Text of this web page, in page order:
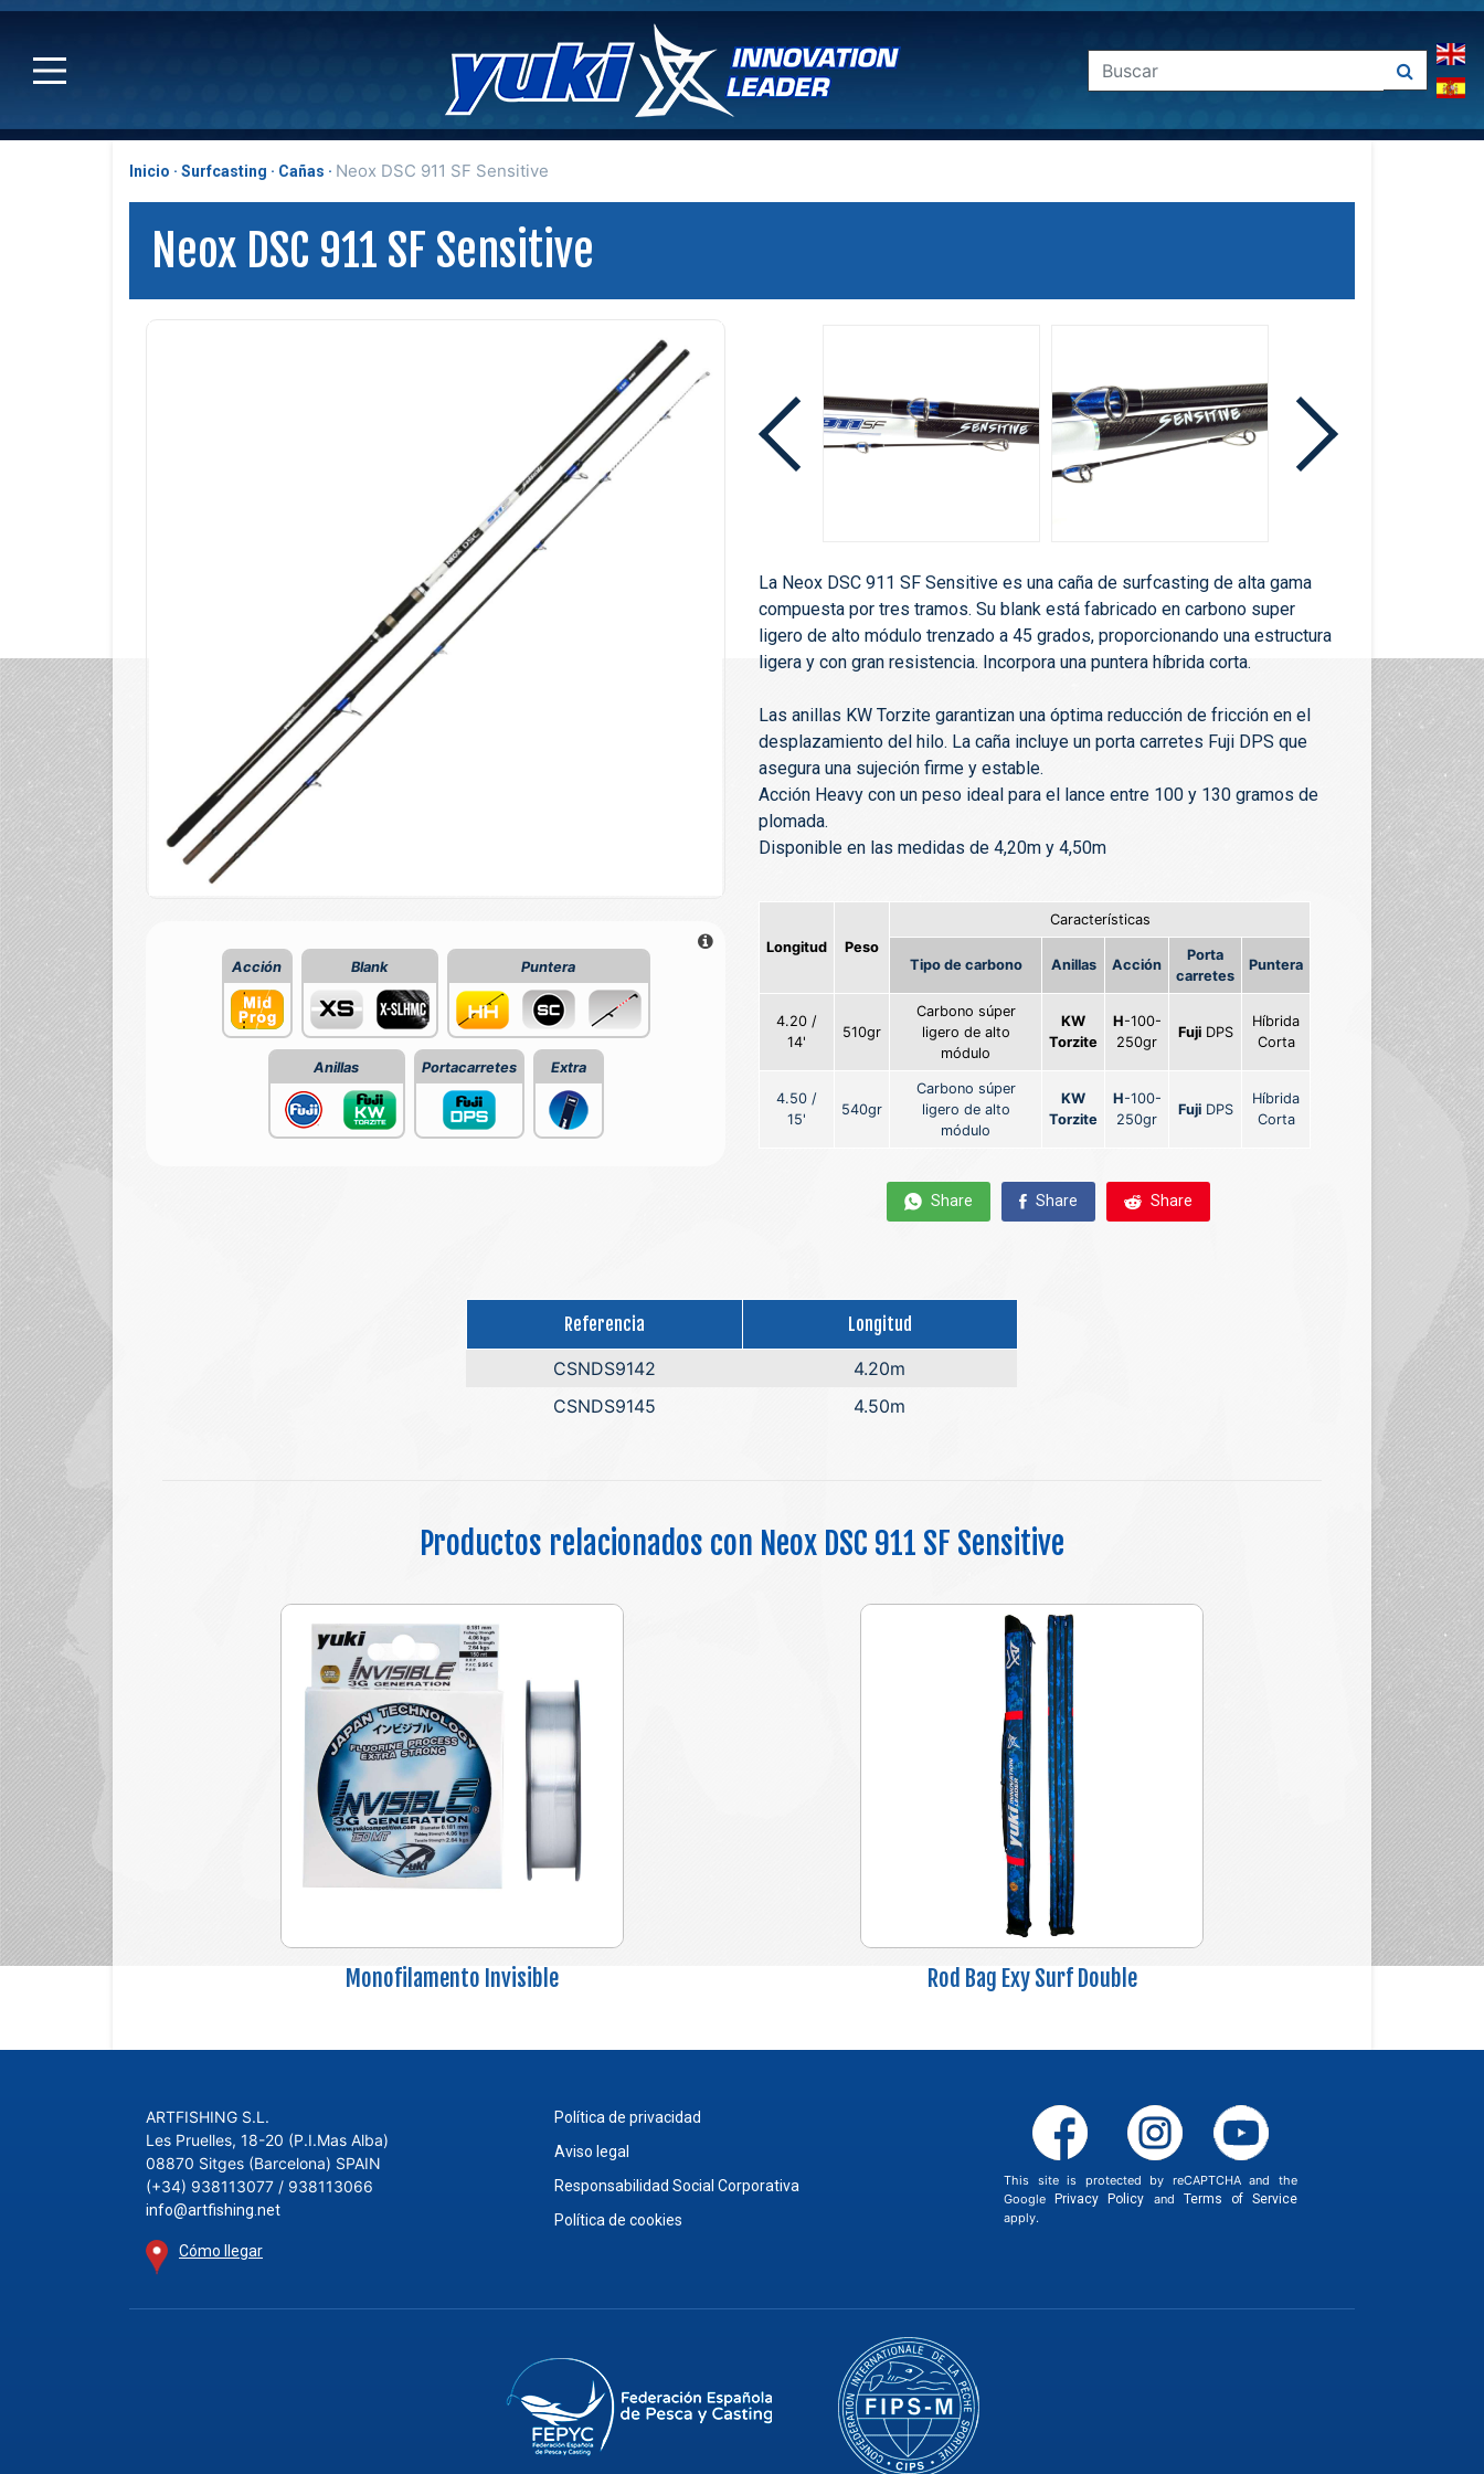
Inicio Surfcasting Cañas Neox DSC 911 SF Sensitive
Neox DSC 911 SF Sensitive
Acción Blank Puntera
Anillas Portacarretes Extra
La Neox DSC 911 SF Sensitive es una caña de surfcasting de alta gama
compuesta por tres tramos. Su blank está fabricado en carbono super
ligero de alto módulo trenzado a 45 grados, proporcionando una estructura
ligera y con gran resistencia. Incorpora una puntera híbrida corta.
Las anillas KW Torzite garantizan una óptima reducción de fricción en el
desplazamiento del hilo. La caña incluye un porta carretes Fuji DPS que
asegura una sujeción firme y estable.
Acción Heavy con un peso ideal para el lance entre 100 y 130 gramos de
plomada.
Disponible en las medidas de 4,20m y 4,50m
Longitud Peso
Características
Tipo de carbono Anillas Acción
Porta
carretes
Puntera
4.20 /
14'
510gr
Carbono súper
ligero de alto
módulo
KW
Torzite
H-100-
250gr
FujiDPS
Híbrida
Corta
4.50 /
15'
540gr
Carbono súper
ligero de alto
módulo
KW
Torzite
H-100-
250gr
FujiDPS
Híbrida
Corta
Share Share Share
Referencia
Longitud
CSNDS9142
4.20m
CSNDS9145
4.50m
Productos relacionados con Neox DSC 911 SF Sensitive
Monofilamento Invisible Rod Bag Exy Surf Double
ARTFISHING S.L.
Les Pruelles, 18-20 (P.I.Mas Alba)
08870 Sitges (Barcelona) SPAIN
(+34) 938113077 / 938113066
info@artfishing.net
Cómo llegar
Política de privacidad
Aviso legal
Responsabilidad Social Corporativa
Política de cookies
This site is protected by reCAPTCHA and the
GooglePrivacy Policy and Terms of Service
apply.